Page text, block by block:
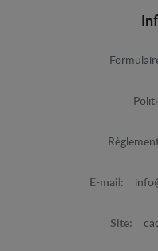
E-mail:
Site: